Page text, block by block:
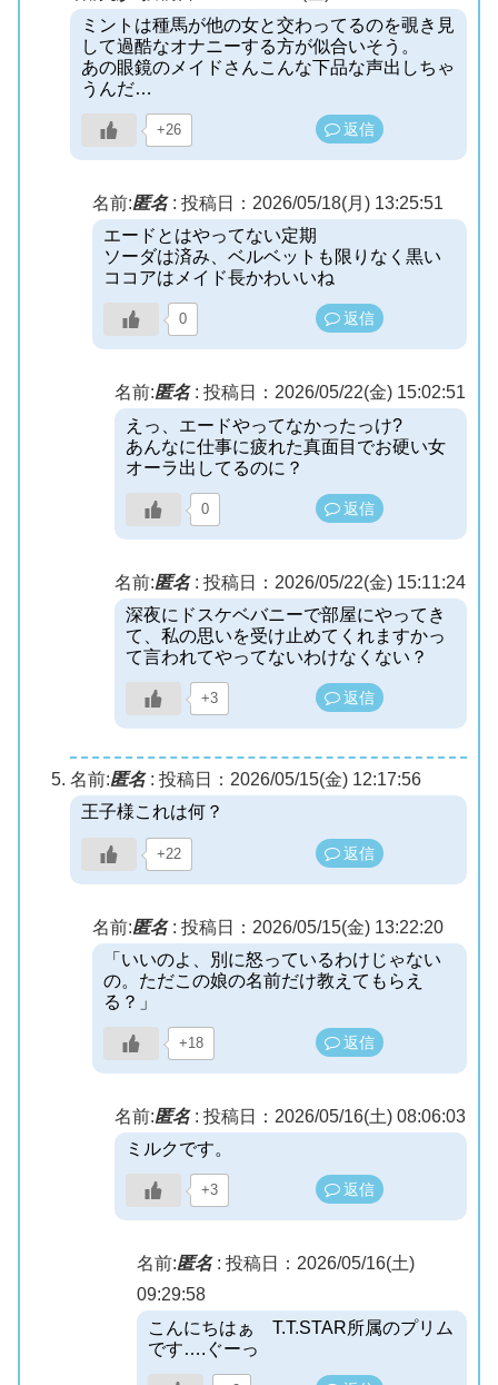
ミントは種馬が他の女と交わってるのを覗き見
して過酷なオナニーする方が似合いそう。
あの眼鏡のメイドさんこんな下品な声出しちゃ
うんだ…
+26 返信
名前:匿名: 投稿日：2026/05/18(月) 13:25:51
エードとはやってない定期
ソーダは済み、ベルベットも限りなく黒い
ココアはメイド長かわいいね
0 返信
名前:匿名: 投稿日：2026/05/22(金) 15:02:51
えっ、エードやってなかったっけ?
あんなに仕事に疲れた真面目でお硬い女
オーラ出してるのに？
0 返信
名前:匿名: 投稿日：2026/05/22(金) 15:11:24
深夜にドスケベバニーで部屋にやってき
て、私の思いを受け止めてくれますかっ
て言われてやってないわけなくない？
+3 返信
名前:匿名: 投稿日：2026/05/15(金) 12:17:56
王子様これは何？
+22 返信
名前:匿名: 投稿日：2026/05/15(金) 13:22:20
「いいのよ、別に怒っているわけじゃない
の。ただこの娘の名前だけ教えてもらえ
る？」
+18 返信
名前:匿名: 投稿日：2026/05/16(土) 08:06:03
ミルクです。
+3 返信
名前:匿名: 投稿日：2026/05/16(土)
09:29:58
こんにちはぁ T.T.STAR所属のプリム
です….ぐーっ